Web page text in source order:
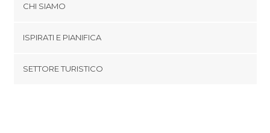
CHI SIAMO
Termini e Condizioni
ISPIRATI E PIANIFICA
SETTORE TURISTICO